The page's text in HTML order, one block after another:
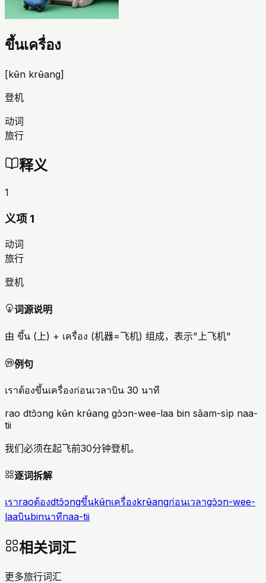
ขึ้นเครื่อง
[kʉ̂n krʉ̂ang]
登机
动词
旅行
释义
1
义项 1
动词
旅行
登机
词源说明
由 ขึ้น (上) + เครื่อง (机器=飞机) 组成，表示"上飞机"
例句
เราต้องขึ้นเครื่องก่อนเวลาบิน 30 นาที
rao dtɔ̂ɔng kʉ̂n krʉ̂ang gɔ̀ɔn-wee-laa bin sǎam-sìp naa-
tii
我们必须在起飞前30分钟登机。
逐词拆解
เราraoต้องdtɔ̂ɔngขึ้นkʉ̂nเครื่องkrʉ̂angก่อนเวลาgɔ̀ɔn-wee-
laaบินbinนาทีnaa-tii
相关词汇
更多旅行词汇